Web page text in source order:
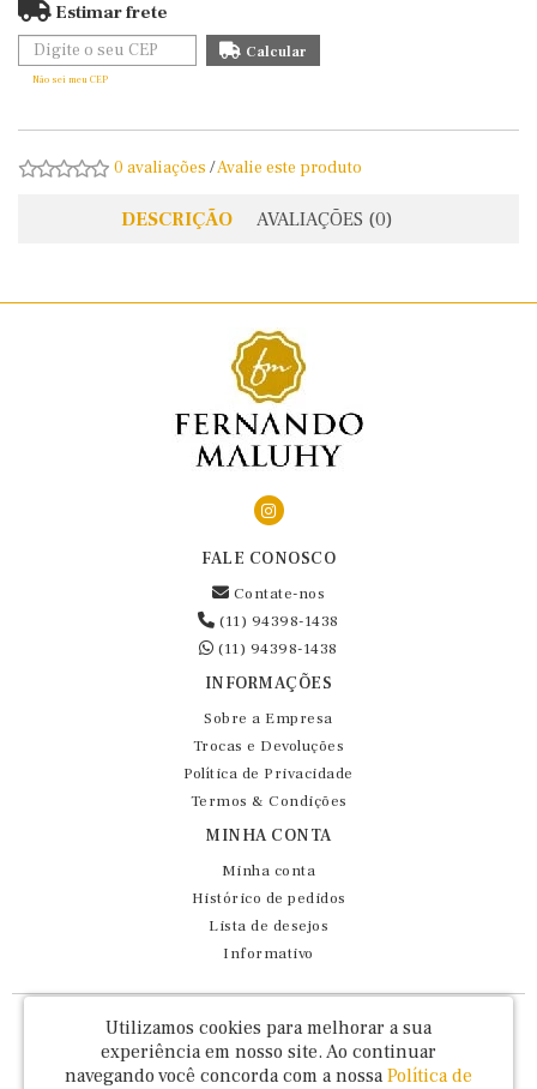
Estimar frete
Não sei meu CEP
0 avaliações /Avalie este produto
DESCRIÇÃO AVALIAÇÕES (0)
FALE CONOSCO
Contate-nos
(11) 94398-1438
(11) 94398-1438
INFORMAÇÕES
Sobre a Empresa
Trocas e Devoluções
Política de Privacidade
Termos & Condições
MINHA CONTA
Minha conta
Histórico de pedidos
Lista de desejos
Informativo
Fernando Maluhy Cia Ltda - CNPJ: 60.458.825/0001-86
Rua Dr Euclydes da Cunha, 47 - Brás - São Paulo / SP - CEP 03016-030
Utilizamos cookies para melhorar a sua
experiência em nosso site. Ao continuar
navegando você concorda com a nossa Política de